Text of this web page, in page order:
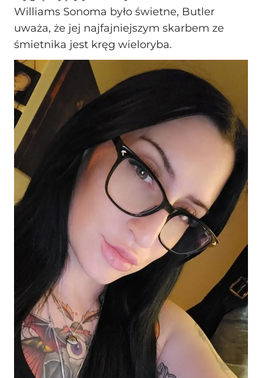
Williams Sonoma było świetne, Butler
uważa, że jej najfajniejszym skarbem ze
śmietnika jest kręg wieloryba.